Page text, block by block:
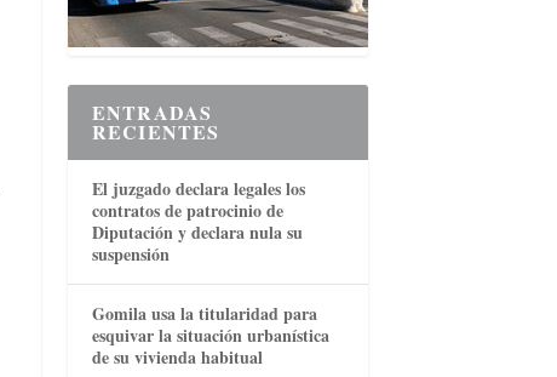
ENTRADAS
RECIENTES
El juzgado declara legales los
contratos de patrocinio de
Diputación y declara nula su
suspensión
Gomila usa la titularidad para
esquivar la situación urbanística
de su vivienda habitual